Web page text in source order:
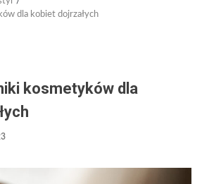
dla kobiet dojrzałych
kosmetyków dla